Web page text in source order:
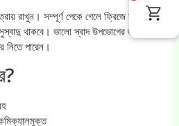
রাখুন। সম্পূর্ণ পেকে গেলে ফ্রিজে সংরক্ষণ
থাকবে। ভালো স্বাদ উপভোগের জন্য
নিতে পারেন।